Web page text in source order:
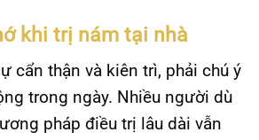
khi trị nám tại nhà
cẩn thận và kiên trì, phải chú ý
trong ngày. Nhiều người dù
pháp điều trị lâu dài vẫn